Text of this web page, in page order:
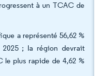
à un TCAC de
a représenté 56,62 %
2025 ; la région devrait
le plus rapide de 4,62 %